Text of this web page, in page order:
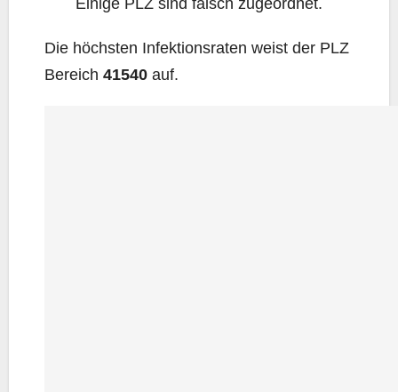
Eini­ge PLZ sind falsch zugeordnet.
Die höchs­ten Infek­ti­ons­ra­ten weist der PLZ
Bereich 41540 auf.